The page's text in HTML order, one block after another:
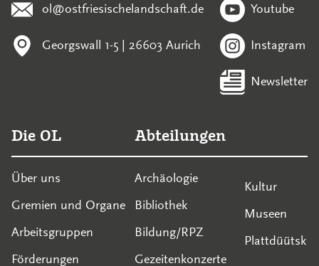
ol@ostfriesischelandschaft.de
Georgswall 1-5 | 26603 Aurich
Youtube
Instagram
Newsletter
Die OL
Über uns
Gremien und Organe
Arbeitsgruppen
Förderungen
Abteilungen
Archäologie
Bibliothek
Bildung/RPZ
Gezeitenkonzerte
Kultur
Museen
Plattdüütsk